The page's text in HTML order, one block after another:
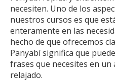
necesiten. Uno de los
nuestros cursos es que
enteramente en las
hecho de que ofrecemos
Panyabí significa que
frases que necesites en
relajado.